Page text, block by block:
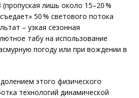
лишь около 15–20 %
50 % светового потока
– узкая сезонная
табу на использование
погоду или при вождении в
этого физического
технологий динамической